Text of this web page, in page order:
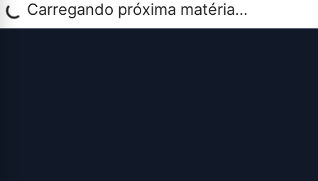
Carregando próxima matéria...